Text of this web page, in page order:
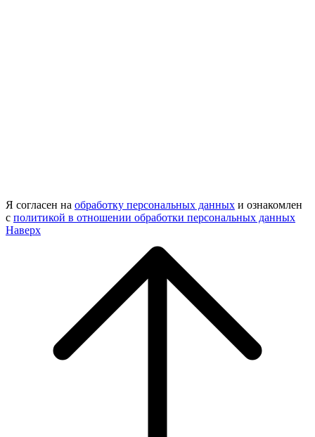
Я согласен на обработку персональных данных и ознакомлен
с политикой в отношении обработки персональных данных
Наверх